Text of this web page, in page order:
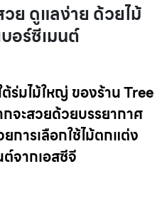
ย ดูแลง่าย ด้วยไม้
อร์ซีเมนต์
ต้ร่มไม้ใหญ่ ของร้านTree
จะสวยด้วยบรรยากาศ
การเลือกใช้ไม้ตกแต่ง
ต์จากเอสซีจี